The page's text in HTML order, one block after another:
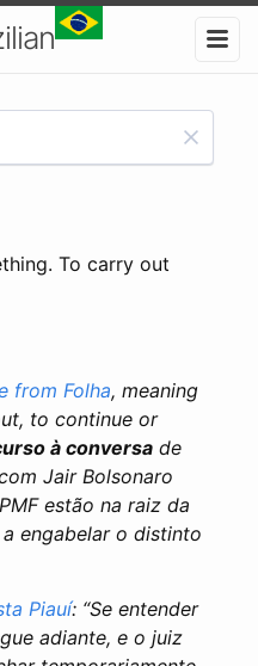
To carry out
from Folha, meaning
to continue or
à conversa de
Jair Bolsonaro
estão na raiz da
engabelar o distinto
Piauí: “Se entender
adiante, e o juiz